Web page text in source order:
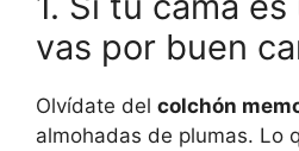
vas por buen
Olvídate del colchón
almohadas de plumas. Lo